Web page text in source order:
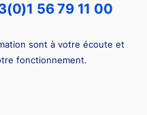
56 79 11 00
sont à votre écoute et
fonctionnement.